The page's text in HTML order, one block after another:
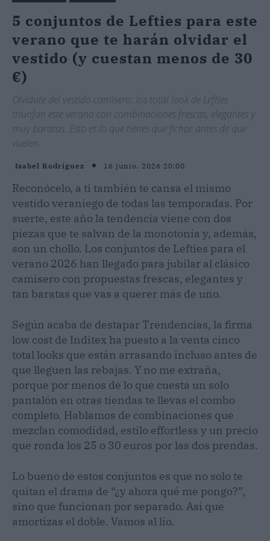
5 conjuntos de Lefties para este
verano que te harán olvidar el
vestido (y cuestan menos de 30
€)
Olvídate del vestido camisero: los total look de Lefties
triunfan este verano con combinaciones frescas, elegantes y
muy baratas. Esto es lo que tienes que fichar antes de que
vuelen.
Isabel Rodríguez 16 junio, 2026 20:00
Reconócelo, a ti también te cansa el mismo
vestido veraniego de todas las temporadas. Por
suerte, este año la tendencia viene con dos
piezas que te salvan de la monotonía y, además,
son un chollo. Los conjuntos de Lefties para el
verano 2026 han llegado para jubilar al clásico
camisero con propuestas frescas, elegantes y
tan baratas que vas a querer más de uno.
Según acaba de destapar Trendencias, la firma
low cost de Inditex ha puesto a la venta cinco
total looks que están arrasando incluso antes de
que lleguen las rebajas. Y no me extraña,
porque por menos de lo que cuesta un solo
pantalón en otras tiendas te llevas el combo
completo. Hablamos de combinaciones que
mezclan comodidad, estilo effortless y un precio
que ronda los 25 o 30 euros por las dos prendas.
Lo bueno de estos conjuntos es que no solo te
quitan el drama de “¿y ahora qué me pongo?”,
sino que funcionan por separado. Así que
amortizas el doble. Vamos al lío.